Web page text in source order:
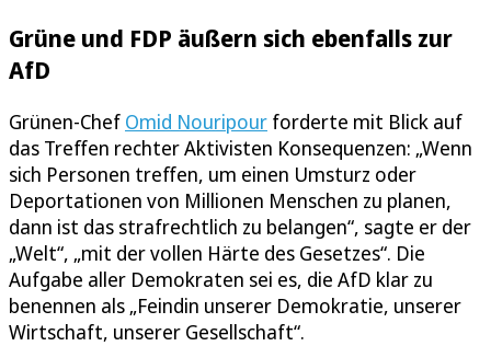
Grüne und FDP äußern sich ebenfalls zur
AfD
Grünen-Chef Omid Nouripour forderte mit Blick auf
das Treffen rechter Aktivisten Konsequenzen: „Wenn
sich Personen treffen, um einen Umsturz oder
Deportationen von Millionen Menschen zu planen,
dann ist das strafrechtlich zu belangen“, sagte er der
„Welt“, „mit der vollen Härte des Gesetzes“. Die
Aufgabe aller Demokraten sei es, die AfD klar zu
benennen als „Feindin unserer Demokratie, unserer
Wirtschaft, unserer Gesellschaft“.